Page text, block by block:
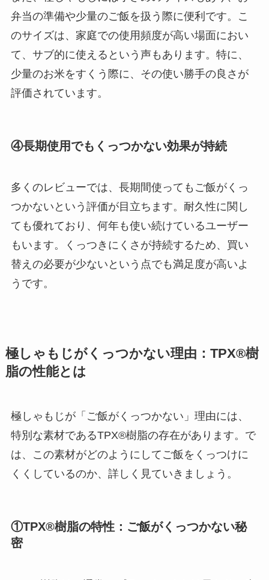
弁当の準備や少量のご飯を扱う際に便利です。こ
のサイズは、家庭での使用頻度が高い場面におい
て、サブ的に使えるという声もあります。特に、
少量のお米をすくう際に、その使い勝手の良さが
評価されています。
④長期使用でもくっつかない効果が持続
多くのレビューでは、長期間使ってもご飯がくっ
つかないという評価が目立ちます。耐久性に関し
ても優れており、何年も使い続けているユーザー
もいます。くっつきにくさが持続するため、買い
替えの必要が少ないという点でも満足度が高いよ
うです。
極しゃもじがくっつかない理由：TPX®樹
脂の性能とは
極しゃもじが「ご飯がくっつかない」理由には、
特別な素材であるTPX®樹脂の存在があります。で
は、この素材がどのようにしてご飯をくっつけに
くくしているのか、詳しく見ていきましょう。
①TPX®樹脂の特性：ご飯がくっつかない秘
密